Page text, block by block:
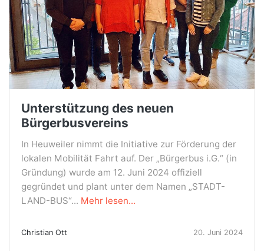
Unterstützung des neuen
Bürgerbusvereins
In Heuweiler nimmt die Initiative zur Förderung der
lokalen Mobilität Fahrt auf. Der „Bürgerbus i.G.“ (in
Gründung) wurde am 12. Juni 2024 offiziell
gegründet und plant unter dem Namen „STADT-
LAND-BUS“... Mehr lesen...
Christian Ott 20. Juni 2024